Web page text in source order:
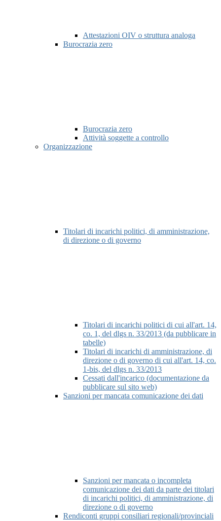
Attestazioni OIV o struttura analoga
Burocrazia zero
Burocrazia zero
Attività soggette a controllo
Organizzazione
Titolari di incarichi politici, di amministrazione,
di direzione o di governo
Titolari di incarichi politici di cui all'art. 14,
co. 1, del dlgs n. 33/2013 (da pubblicare in
tabelle)
Titolari di incarichi di amministrazione, di
direzione o di governo di cui all'art. 14, co.
1-bis, del dlgs n. 33/2013
Cessati dall'incarico (documentazione da
pubblicare sul sito web)
Sanzioni per mancata comunicazione dei dati
Sanzioni per mancata o incompleta
comunicazione dei dati da parte dei titolari
di incarichi politici, di amministrazione, di
direzione o di governo
Rendiconti gruppi consiliari regionali/provinciali